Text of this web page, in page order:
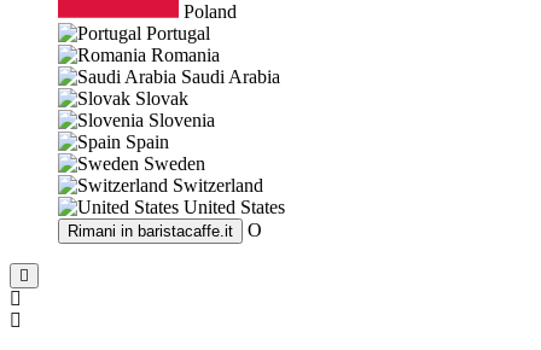
Poland
Portugal
Romania
Saudi Arabia
Slovak
Slovenia
Spain
Sweden
Switzerland
United States
Rimani in baristacaffe.it O